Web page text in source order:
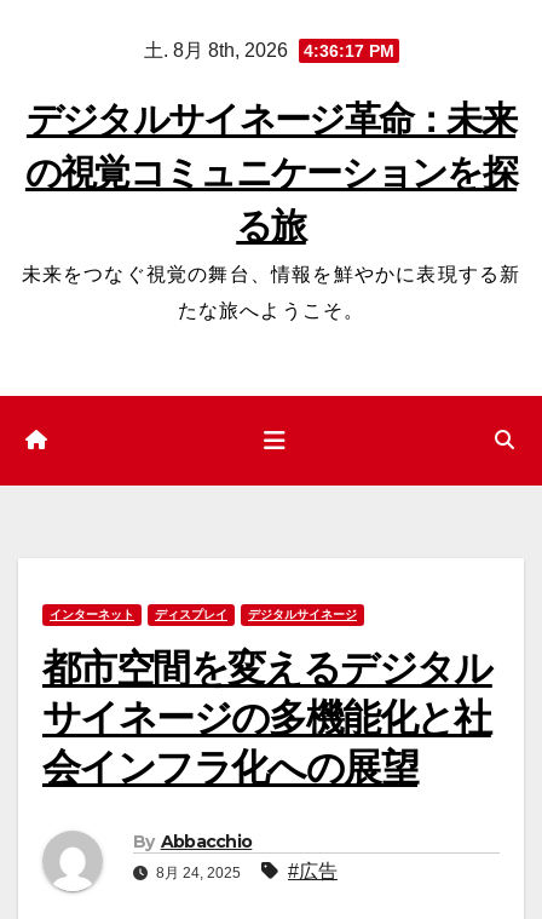
土. 8月 8th, 2026 4:36:18 PM
デジタルサイネージ革命：未来
の視覚コミュニケーションを探
る旅
未来をつなぐ視覚の舞台、情報を鮮やかに表現する新
たな旅へようこそ。
インターネット ディスプレイ デジタルサイネージ
都市空間を変えるデジタル
サイネージの多機能化と社
会インフラ化への展望
By Abbacchio
8月 24, 2025 #広告